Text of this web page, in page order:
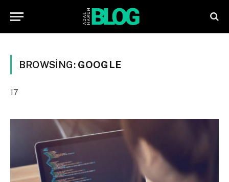
BROWSING: GOOGLE
17